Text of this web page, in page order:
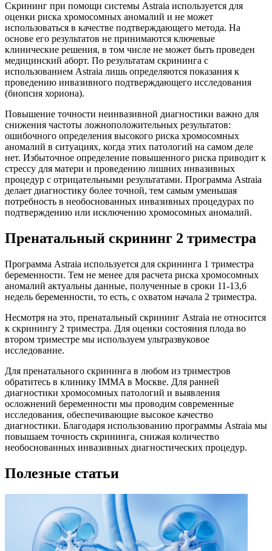
Скрининг при помощи системы Astraia используется для
оценки риска хромосомных аномалий и не может
использоваться в качестве подтверждающего метода. На
основе его результатов не принимаются ключевые
клинические решения, в том числе не может быть проведен
медицинский аборт. По результатам скрининга с
использованием Astraia лишь определяются показания к
проведению инвазивного подтверждающего исследования
(биопсия хориона).
Повышение точности неинвазивной диагностики важно для
снижения частоты ложноположительных результатов:
ошибочного определения высокого риска хромосомных
аномалий в ситуациях, когда этих патологий на самом деле
нет. Избыточное определение повышенного риска приводит к
стрессу для матери и проведению лишних инвазивных
процедур с отрицательными результатами. Программа Astraia
делает диагностику более точной, тем самым уменьшая
потребность в необоснованных инвазивных процедурах по
подтверждению или исключению хромосомных аномалий.
Пренатальный скрининг 2 триместра
Программа Astraia используется для скрининга 1 триместра
беременности. Тем не менее для расчета риска хромосомных
аномалий актуальны данные, полученные в сроки 11-13,6
недель беременности, то есть, с охватом начала 2 триместра.
Несмотря на это, пренатальный скрининг Astraia не относится
к скринингу 2 триместра. Для оценки состояния плода во
втором триместре мы используем ультразвуковое
исследование.
Для пренатального скрининга в любом из триместров
обратитесь в клинику IMMA в Москве. Для ранней
диагностики хромосомных патологий и выявления
осложнений беременности мы проводим современные
исследования, обеспечивающие высокое качество
диагностики. Благодаря использованию программы Astraia мы
повышаем точность скрининга, снижая количество
необоснованных инвазивных диагностических процедур.
Полезные статьи